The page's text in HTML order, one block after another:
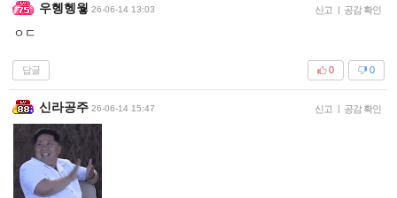
우헹헹웧 26-06-14 13:03 신고 | 공감 확인
ㅇㄷ
답글 0
0
신라공주 26-06-14 15:47 신고 | 공감 확인